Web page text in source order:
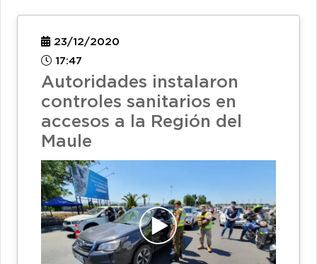
23/12/2020
17:47
Autoridades instalaron
controles sanitarios en
accesos a la Región del
Maule